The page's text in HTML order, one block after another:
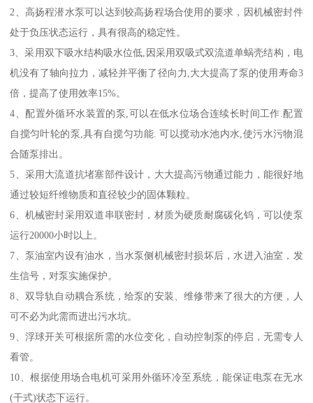
2、高扬程潜水泵可以达到较高扬程场合使用的要求，因机械密封件
处于负压状态运行，具有很高的稳定性。
3、采用双下吸水结构吸水位低,因采用双吸式双流道单蜗壳结构，电
机没有了轴向拉力，减轻并平衡了径向力,大大提高了泵的使用寿命3
倍，提高了使用效率15%。
4、配置外循环水装置的泵,可以在低水位场合连续长时间工作.配置
自搅匀叶轮的泵,具有自搅匀功能. 可以搅动水池内水,使污水污物混
合随泵排出。
5、采用大流道抗堵塞部件设计，大大提高污物通过能力，能很好地
通过较短纤维物质和直径较少的固体颗粒。
6、机械密封采用双道串联密封，材质为硬质耐腐碳化钨，可以使泵
运行20000小时以上。
7、泵油室内设有油水，当水泵侧机械密封损坏后，水进入油室，发
生信号，对泵实施保护。
8、双导轨自动耦合系统，给泵的安装、维修带来了很大的方便，人
可不必为此需而进出污水坑。
9、浮球开关可根据所需的水位变化，自动控制泵的停启，无需专人
看管。
10、根据使用场合电机可采用外循环冷至系统，能保证电泵在无水
(干式)状态下运行。